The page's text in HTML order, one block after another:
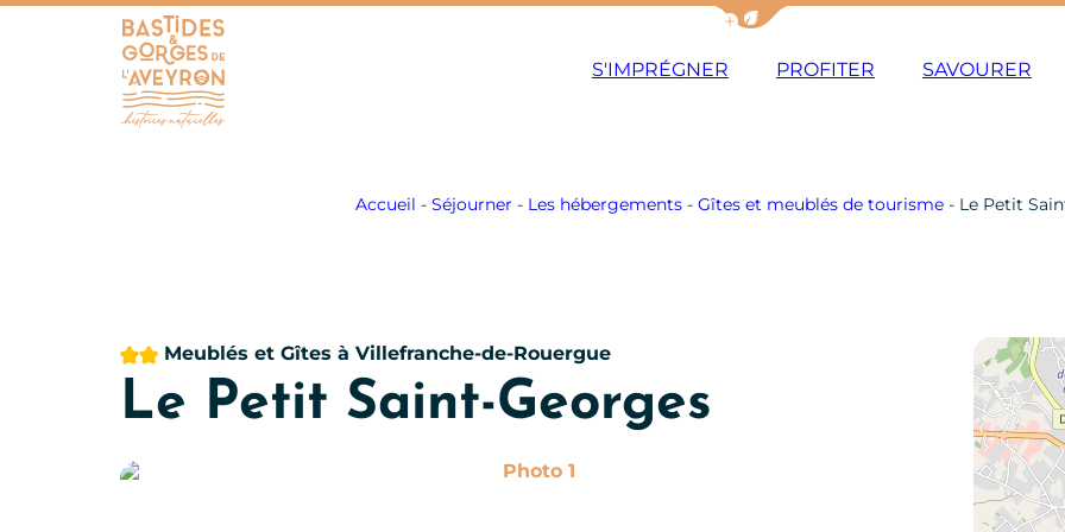
Afficher la barre de navigation du
S'IMPRÉGNER PROFITER SAVOURER
Accueil - Séjourner - Les hébergements - Gîtes et meublés de tourisme - Le Petit
2 étoilesMeublés et Gîtes à Villefranche-de-Rouergue
Le Petit Saint-Georges
Photo 1